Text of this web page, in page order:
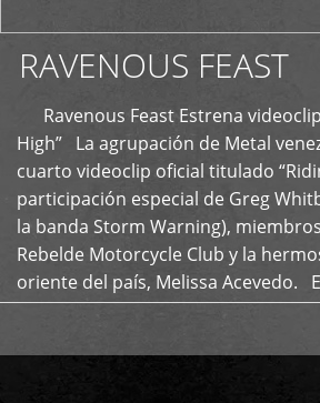
RAVENOUS FEAST
Ravenous Feast Estrena
High” La agrupación de Metal
cuarto videoclip oficial titulado
participación especial de Greg
la banda Storm Warning),
Rebelde Motorcycle Club y la
oriente del país, Melissa Acevedo.